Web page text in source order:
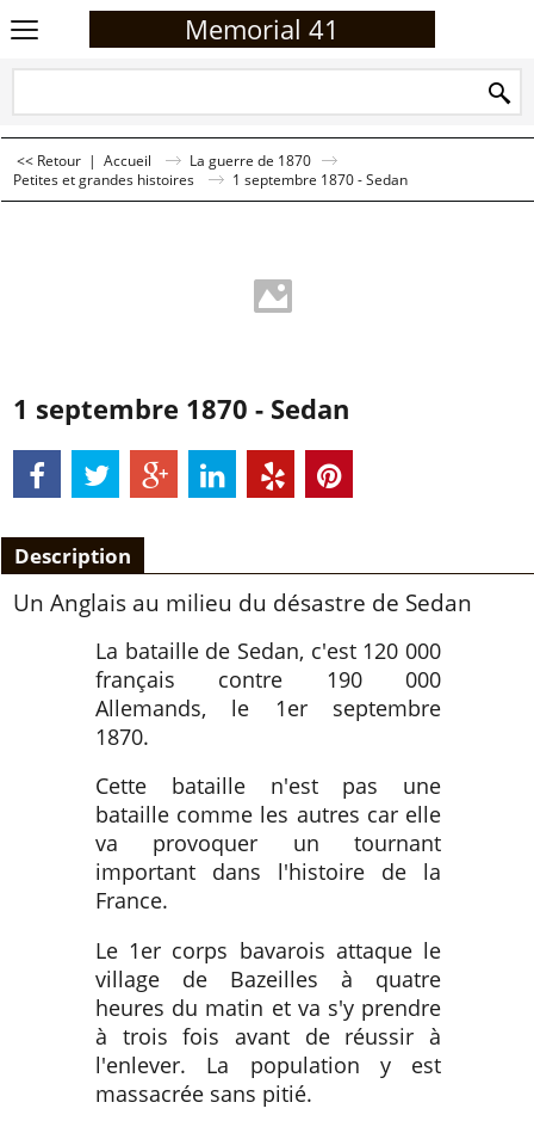
Memorial 41
<< Retour | Accueil
La guerre de 1870
Petites et grandes histoires
1 septembre 1870 - Sedan
1 septembre 1870 - Sedan
Description
Un Anglais au milieu du désastre de Sedan
La bataille de Sedan, c'est 120 000
français contre 190 000
Allemands, le 1er septembre
1870.
Cette bataille n'est pas une
bataille comme les autres car elle
va provoquer un tournant
important dans l'histoire de la
France.
Le 1er corps bavarois attaque le
village de Bazeilles à quatre
heures du matin et va s'y prendre
à trois fois avant de réussir à
l'enlever. La population y est
massacrée sans pitié.